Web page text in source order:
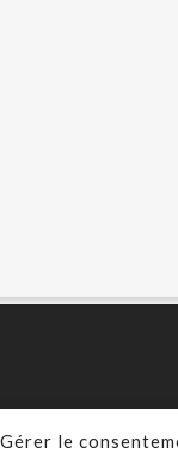
Gérer le